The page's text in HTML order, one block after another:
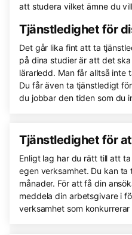
att studera vilket ämne du
Tjänstledighet för
Det går lika fint att ta
på dina studier är att det
lärarledd. Man får alltså inte
Du får även ta tjänstledigt
du jobbar den tiden som du
Tjänstledighet för
Enligt lag har du rätt till att
egen verksamhet. Du kan
månader. För att få din
meddela din arbetsgivare i
verksamhet som